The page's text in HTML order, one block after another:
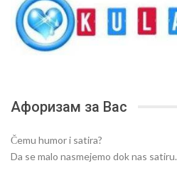
Афоризам за Вас
Čemu humor i satira?
Da se malo nasmejemo dok nas satiru.